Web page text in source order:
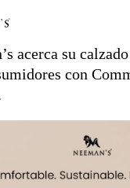
acerca su
con